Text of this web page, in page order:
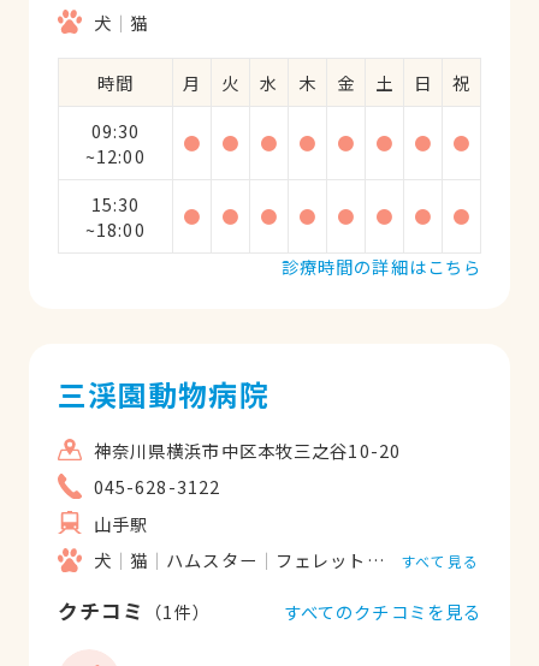
犬
猫
時間 月 火 水 木 金 土 日
祝
09:30
~12:00
● ● ● ● ● ● ● ●
15:30
~18:00
● ● ● ● ● ● ●
●
診療時間の詳細はこちら
三渓園動物病院
神奈川県横浜市中区本牧三之谷10-20
045-628-3122
山手駅
犬
猫 ハムスター フェレット うさぎ
すべて見る
クチコミ （1件） すべてのクチコミを見る